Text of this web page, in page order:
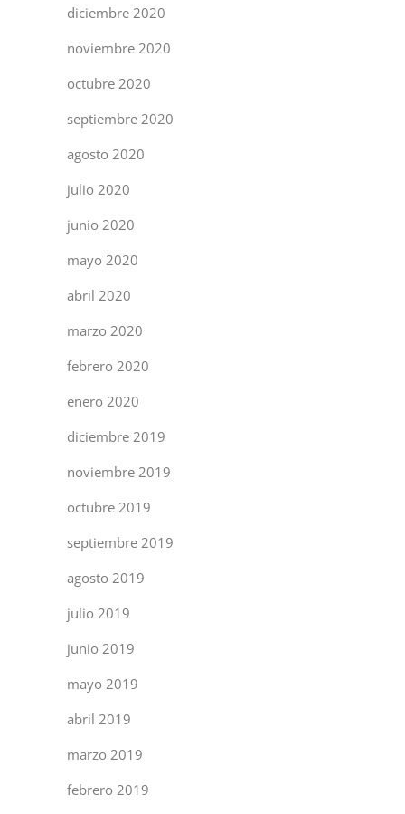
diciembre 2020
noviembre 2020
octubre 2020
septiembre 2020
agosto 2020
julio 2020
junio 2020
mayo 2020
abril 2020
marzo 2020
febrero 2020
enero 2020
diciembre 2019
noviembre 2019
octubre 2019
septiembre 2019
agosto 2019
julio 2019
junio 2019
mayo 2019
abril 2019
marzo 2019
febrero 2019